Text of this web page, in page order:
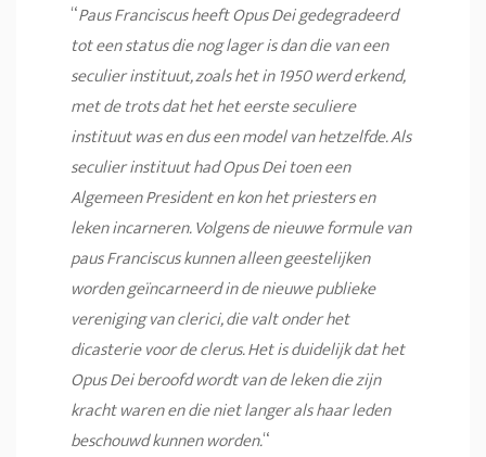
“Paus Franciscus heeft Opus Dei gedegradeerd
tot een status die nog lager is dan die van een
seculier instituut, zoals het in 1950 werd erkend,
met de trots dat het het eerste seculiere
instituut was en dus een model van hetzelfde. Als
seculier instituut had Opus Dei toen een
Algemeen President en kon het priesters en
leken incarneren. Volgens de nieuwe formule van
paus Franciscus kunnen alleen geestelijken
worden geïncarneerd in de nieuwe publieke
vereniging van clerici, die valt onder het
dicasterie voor de clerus. Het is duidelijk dat het
Opus Dei beroofd wordt van de leken die zijn
kracht waren en die niet langer als haar leden
beschouwd kunnen worden.“